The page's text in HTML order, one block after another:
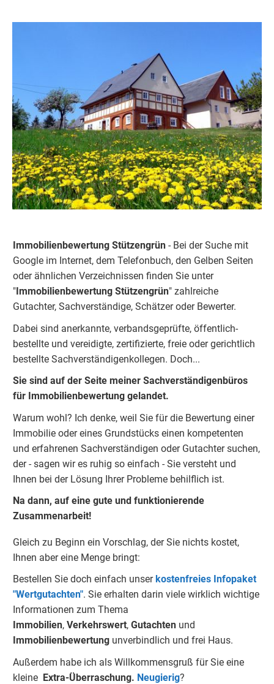
Immobilienbewertung Stützengrün - Bei der Suche mit
Google im Internet, dem Telefonbuch, den Gelben Seiten
oder ähnlichen Verzeichnissen finden Sie unter
" Immobilienbewertung Stützengrün" zahlreiche
Gutachter, Sachverständige, Schätzer oder Bewerter.
Dabei sind anerkannte, verbandsgeprüfte, öffentlich-
bestellte und vereidigte, zertifizierte, freie oder gerichtlich
bestellte Sachverständigenkollegen. Doch...
Sie sind auf der Seite meiner Sachverständigenbüros
für Immobilienbewertung gelandet.
Warum wohl? Ich denke, weil Sie für die Bewertung einer
Immobilie oder eines Grundstücks einen kompetenten
und erfahrenen Sachverständigen oder Gutachter suchen,
der - sagen wir es ruhig so einfach - Sie versteht und
Ihnen bei der Lösung Ihrer Probleme behilflich ist.
Na dann, auf eine gute und funktionierende
Zusammenarbeit!
Gleich zu Beginn ein Vorschlag, der Sie nichts kostet,
Ihnen aber eine Menge bringt:
Bestellen Sie doch einfach unser kostenfreies Infopaket
"Wertgutachten". Sie erhalten darin viele wirklich wichtige
Informationen zum Thema
Immobilien, Verkehrswert, Gutachten und
Immobilienbewertung unverbindlich und frei Haus.
Außerdem habe ich als Willkommensgruß für Sie eine
kleine Extra-Überraschung. Neugierig?